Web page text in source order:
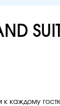
к каждому